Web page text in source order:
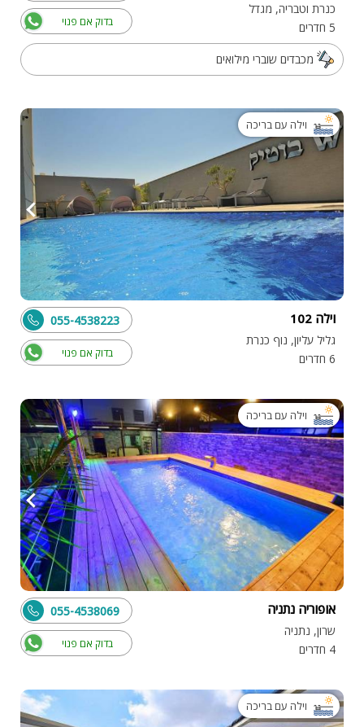
כנרת וטבריה, מגדל
5 חדרים
בדוק אם פנוי
מכבדים שוברי מילואים
וילה עם בריכה
וילה 102
גליל עליון, נוף כנרת
6 חדרים
בדוק אם פנוי
055-4538223
וילה עם בריכה
אופוריה נתניה
שרון, נתניה
4 חדרים
בדוק אם פנוי
055-4538069
וילה עם בריכה